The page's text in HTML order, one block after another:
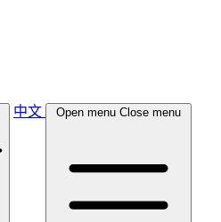
中文 Open menu Close menu